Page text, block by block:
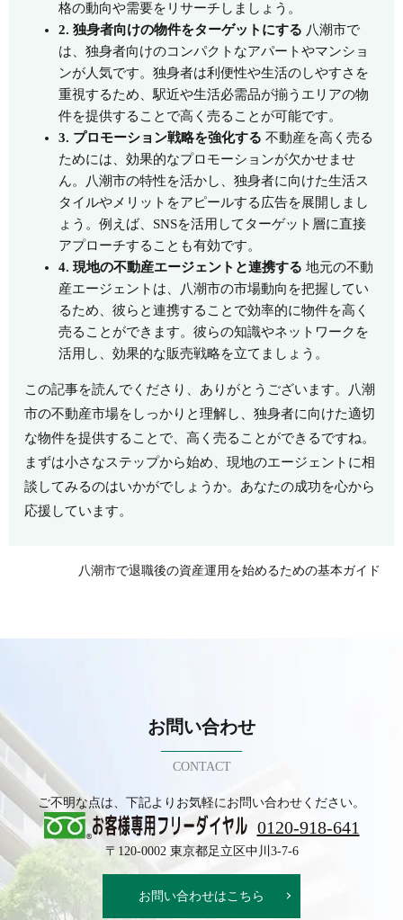
格の動向や需要をリサーチしましょう。
2. 独身者向けの物件をターゲットにする 八潮市で
は、独身者向けのコンパクトなアパートやマンショ
ンが人気です。独身者は利便性や生活のしやすさを
重視するため、駅近や生活必需品が揃うエリアの物
件を提供することで高く売ることが可能です。
3. プロモーション戦略を強化する 不動産を高く売る
ためには、効果的なプロモーションが欠かせませ
ん。八潮市の特性を活かし、独身者に向けた生活ス
タイルやメリットをアピールする広告を展開しまし
ょう。例えば、SNSを活用してターゲット層に直接
アプローチすることも有効です。
4. 現地の不動産エージェントと連携する 地元の不動
産エージェントは、八潮市の市場動向を把握してい
るため、彼らと連携することで効率的に物件を高く
売ることができます。彼らの知識やネットワークを
活用し、効果的な販売戦略を立てましょう。
この記事を読んでくださり、ありがとうございます。八潮
市の不動産市場をしっかりと理解し、独身者に向けた適切
な物件を提供することで、高く売ることができるですね。
まずは小さなステップから始め、現地のエージェントに相
談してみるのはいかがでしょうか。あなたの成功を心から
応援しています。
八潮市で退職後の資産運用を始めるための基本ガイド
お問い合わせ
CONTACT
ご不明な点は、下記よりお気軽にお問い合わせください。
0120-918-641
〒120-0002 東京都足立区中川3-7-6
お問い合わせはこちら